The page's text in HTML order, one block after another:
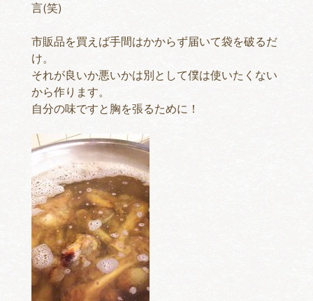
言(笑)
市販品を買えば手間はかからず届いて袋を破るだ
け。
それが良いか悪いかは別として僕は使いたくない
から作ります。
自分の味ですと胸を張るために！